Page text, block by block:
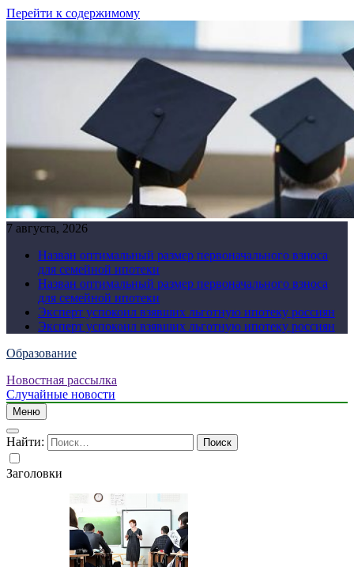
Перейти к содержимому
7 августа, 2026
Назван оптимальный размер первоначального взноса
для семейной ипотеки
Назван оптимальный размер первоначального взноса
для семейной ипотеки
Эксперт успокоил взявших льготную ипотеку россиян
Эксперт успокоил взявших льготную ипотеку россиян
Образование
Новостная рассылка
Случайные новости
Меню
Найти:
Заголовки